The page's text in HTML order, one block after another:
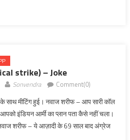
strike) – Joke
Sonvendra Comment(0)
साथ मीटिंग हुई। नवाज शरीफ – आप सारी कॉल
इंडियन आर्मी का प्लान पता कैसे नहीं चला।
शरीफ – ये आज़ादी के 69 साल बाद अंग्रेज